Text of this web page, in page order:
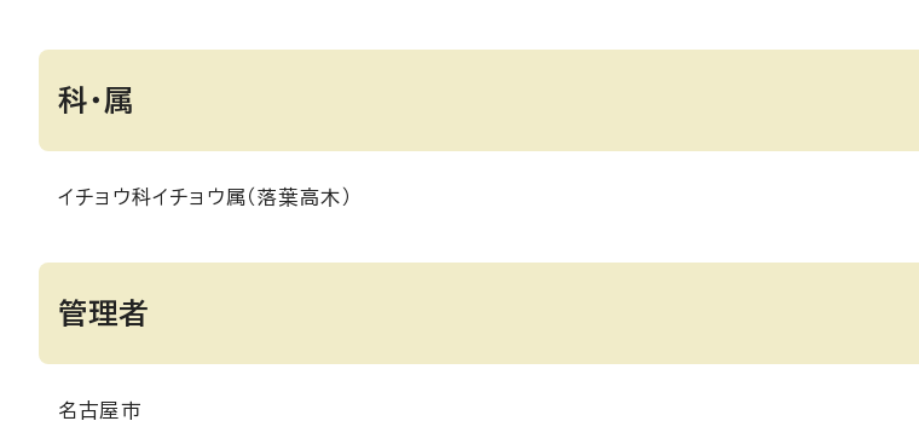
科・属
イチョウ科イチョウ属（落葉高木）
管理者
名古屋市